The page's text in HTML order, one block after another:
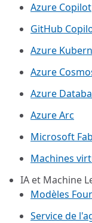
Azure Copilot
GitHub
Azure
Azure
Azure
Azure Arc​
Microsoft
Machines
IA et Machine
Modèles
Service de